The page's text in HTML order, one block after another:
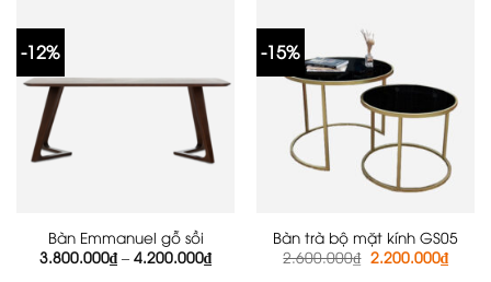
-12%
Bàn Emmanuel gỗ sồi
3.800.000₫ – 4.200.000₫Khoảng
giá:
-15%
Bàn trà bộ mặt kính GS05
2.600.000₫ Giá
gốc
2.200.000₫Giá
hiện